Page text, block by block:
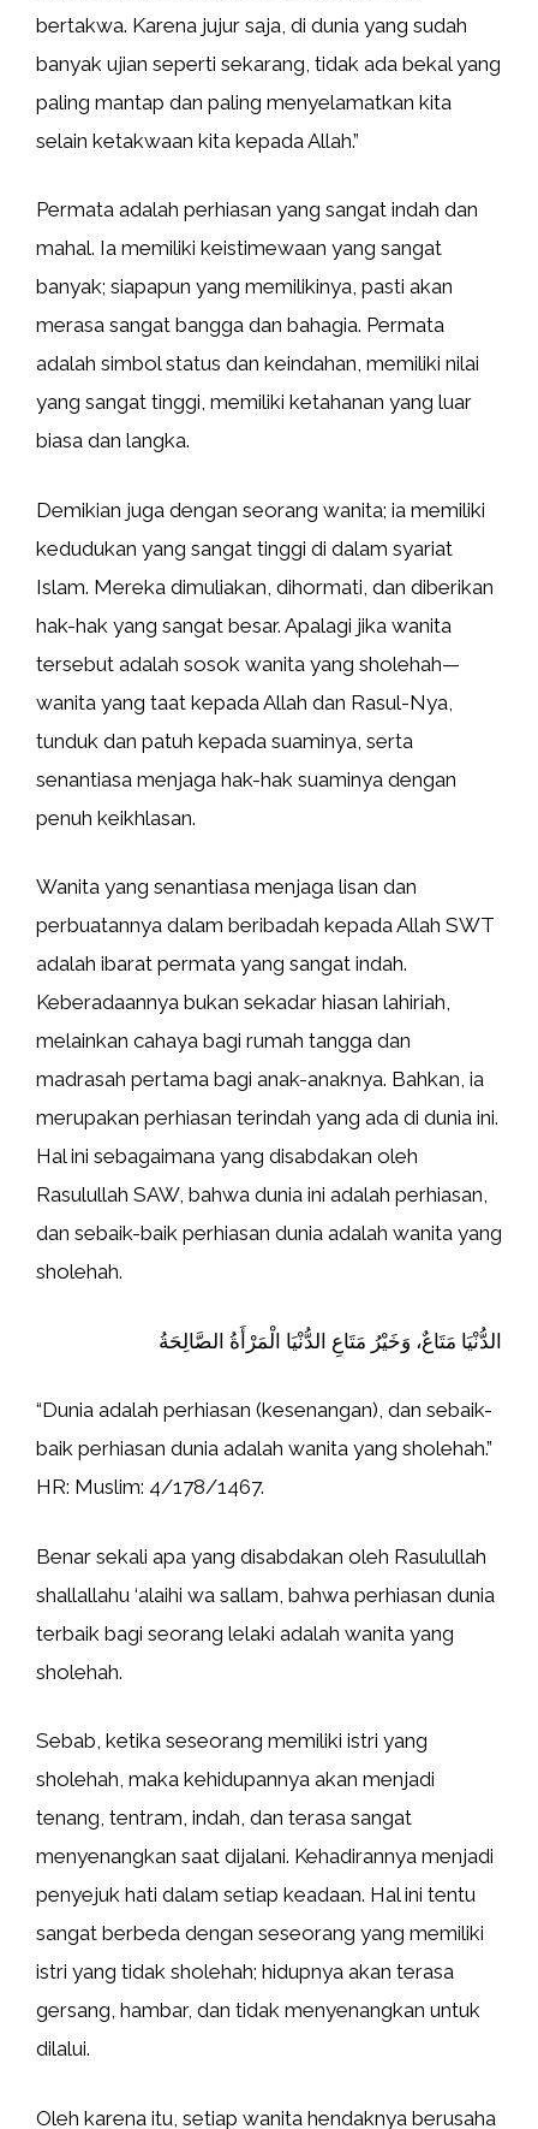
bertakwa. Karena jujur saja, di dunia yang sudah
banyak ujian seperti sekarang, tidak ada bekal yang
paling mantap dan paling menyelamatkan kita
selain ketakwaan kita kepada Allah.”
Permata adalah perhiasan yang sangat indah dan
mahal. Ia memiliki keistimewaan yang sangat
banyak; siapapun yang memilikinya, pasti akan
merasa sangat bangga dan bahagia. Permata
adalah simbol status dan keindahan, memiliki nilai
yang sangat tinggi, memiliki ketahanan yang luar
biasa dan langka.
Demikian juga dengan seorang wanita; ia memiliki
kedudukan yang sangat tinggi di dalam syariat
Islam. Mereka dimuliakan, dihormati, dan diberikan
hak-hak yang sangat besar. Apalagi jika wanita
tersebut adalah sosok wanita yang sholehah—
wanita yang taat kepada Allah dan Rasul-Nya,
tunduk dan patuh kepada suaminya, serta
senantiasa menjaga hak-hak suaminya dengan
penuh keikhlasan.
Wanita yang senantiasa menjaga lisan dan
perbuatannya dalam beribadah kepada Allah SWT
adalah ibarat permata yang sangat indah.
Keberadaannya bukan sekadar hiasan lahiriah,
melainkan cahaya bagi rumah tangga dan
madrasah pertama bagi anak-anaknya. Bahkan, ia
merupakan perhiasan terindah yang ada di dunia ini.
Hal ini sebagaimana yang disabdakan oleh
Rasulullah SAW, bahwa dunia ini adalah perhiasan,
dan sebaik-baik perhiasan dunia adalah wanita yang
sholehah.
الدُّنْيَا مَتَاعٌ، ‌وَخَيْرُ ‌مَتَاعِ ‌الدُّنْيَا ‌الْمَرْأَةُ ‌الصَّالِحَةُ
“Dunia adalah perhiasan (kesenangan), dan sebaik-
baik perhiasan dunia adalah wanita yang sholehah.”
HR: Muslim: 4/178/1467.
Benar sekali apa yang disabdakan oleh Rasulullah
shallallahu ‘alaihi wa sallam, bahwa perhiasan dunia
terbaik bagi seorang lelaki adalah wanita yang
sholehah.
Sebab, ketika seseorang memiliki istri yang
sholehah, maka kehidupannya akan menjadi
tenang, tentram, indah, dan terasa sangat
menyenangkan saat dijalani. Kehadirannya menjadi
penyejuk hati dalam setiap keadaan. Hal ini tentu
sangat berbeda dengan seseorang yang memiliki
istri yang tidak sholehah; hidupnya akan terasa
gersang, hambar, dan tidak menyenangkan untuk
dilalui.
Oleh karena itu, setiap wanita hendaknya berusaha